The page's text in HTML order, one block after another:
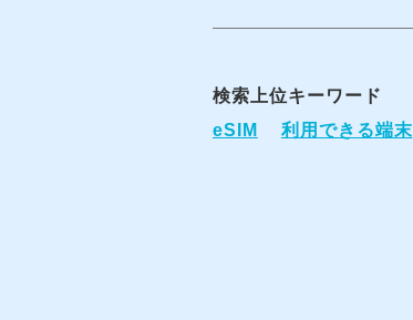
検索上位キーワード
eSIM
利用できる端末